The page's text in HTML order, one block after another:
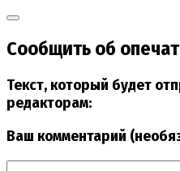
Сообщить об
Текст, который будет
редакторам:
Ваш комментарий